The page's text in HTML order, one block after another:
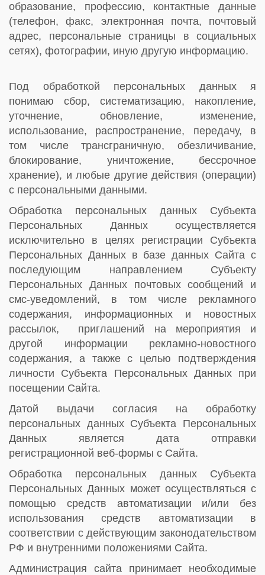
образование, профессию, контактные данные
(телефон, факс, электронная почта, почтовый
адрес, персональные страницы в социальных
сетях), фотографии, иную другую информацию.
Под обработкой персональных данных я
понимаю сбор, систематизацию, накопление,
уточнение, обновление, изменение,
использование, распространение, передачу, в
том числе трансграничную, обезличивание,
блокирование, уничтожение, бессрочное
хранение), и любые другие действия (операции)
с персональными данными.
Обработка персональных данных Субъекта
Персональных Данных осуществляется
исключительно в целях регистрации Субъекта
Персональных Данных в базе данных Сайта с
последующим направлением Субъекту
Персональных Данных почтовых сообщений и
смс-уведомлений, в том числе рекламного
содержания, информационных и новостных
рассылок, приглашений на мероприятия и
другой информации рекламно-новостного
содержания, а также с целью подтверждения
личности Субъекта Персональных Данных при
посещении Сайта.
Датой выдачи согласия на обработку
персональных данных Субъекта Персональных
Данных является дата отправки
регистрационной веб-формы с Сайта.
Обработка персональных данных Субъекта
Персональных Данных может осуществляться с
помощью средств автоматизации и/или без
использования средств автоматизации в
соответствии с действующим законодательством
РФ и внутренними положениями Сайта.
Администрация сайта принимает необходимые